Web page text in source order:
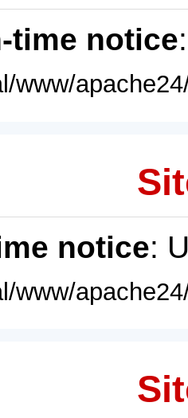
time notice
www/
notice:
www/